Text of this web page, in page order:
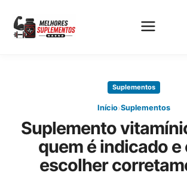
principal
Suplementos
Início›Suplementos
Suplemento
quem é indicado e
escolher